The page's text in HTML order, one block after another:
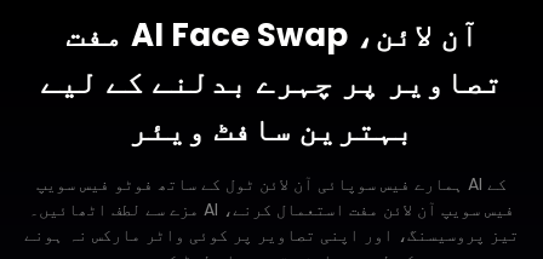
مفت AI Face Swap آن لائن،
تصاویر پر چہرے بدلنے کے لیے
بہترین سافٹ ویئر
ہمارے فیس سوپائی آن لائن ٹول کے ساتھ فوٹو فیس سویپ AI کے
مزے سے لطف اٹھائیں۔ AI فیس سویپ آن لائن مفت استعمال کرنے،
تیز پروسیسنگ، اور اپنی تصاویر پر کوئی واٹر مارکس نہ ہونے